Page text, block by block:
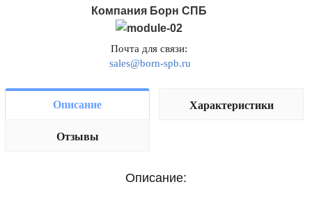
Компания Борн СПБ
Почта для связи:
sales@born-spb.ru
Описание Характеристики
Отзывы
Описание: